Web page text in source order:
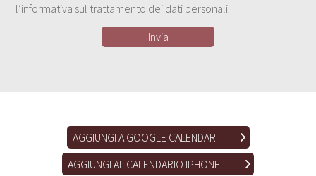
l’informativa sul trattamento dei dati personali.
AGGIUNGI A GOOGLE CALENDAR
AGGIUNGI AL CALENDARIO IPHONE